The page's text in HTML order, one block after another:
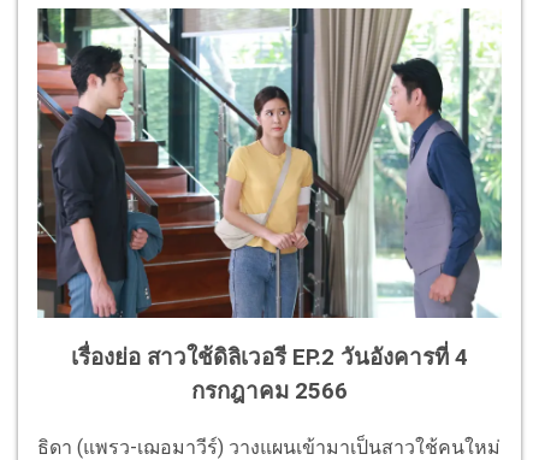
เรื่องย่อ สาวใช้ดิลิเวอรี EP.2 วันอังคารที่ 4
กรกฎาคม 2566
ธิดา (แพรว-เฌอมาวีร์) วางแผนเข้ามาเป็นสาวใช้คนใหม่